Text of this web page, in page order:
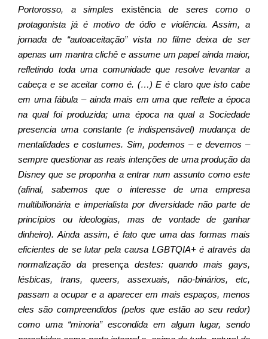
Portorosso, a simples existência de seres como o
protagonista já é motivo de ódio e violência. Assim, a
jornada de “autoaceitação” vista no filme deixa de ser
apenas um mantra clichê e assume um papel ainda maior,
refletindo toda uma comunidade que resolve levantar a
cabeça e se aceitar como é. (…) E é claro que isto cabe
em uma fábula – ainda mais em uma que reflete a época
na qual foi produzida; uma época na qual a Sociedade
presencia uma constante (e indispensável) mudança de
mentalidades e costumes. Sim, podemos – e devemos –
sempre questionar as reais intenções de uma produção da
Disney que se proponha a entrar num assunto como este
(afinal, sabemos que o interesse de uma empresa
multibilionária e imperialista por diversidade não parte de
princípios ou ideologias, mas de vontade de ganhar
dinheiro). Ainda assim, é fato que uma das formas mais
eficientes de se lutar pela causa LGBTQIA+ é através da
normalização da presença destes: quando mais gays,
lésbicas, trans, queers, assexuais, não-binários, etc,
passam a ocupar e a aparecer em mais espaços, menos
eles são compreendidos (pelos que estão ao seu redor)
como uma “minoria” escondida em algum lugar, sendo